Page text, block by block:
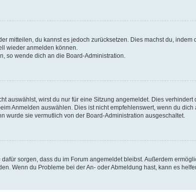
mitteilen, du kannst es jedoch zurücksetzen. Dies machst du, indem
wieder anmelden können.
so wende dich an die Board-Administration.
auswählst, wirst du nur für eine Sitzung angemeldet. Dies
Anmelden auswählen. Dies ist nicht empfehlenswert, wenn du
wurde sie vermutlich von der Board-Administration ausgeschaltet.
sorgen, dass du im Forum angemeldet bleibst. Außerdem
Wenn du Probleme bei der An- oder Abmeldung hast, kann es